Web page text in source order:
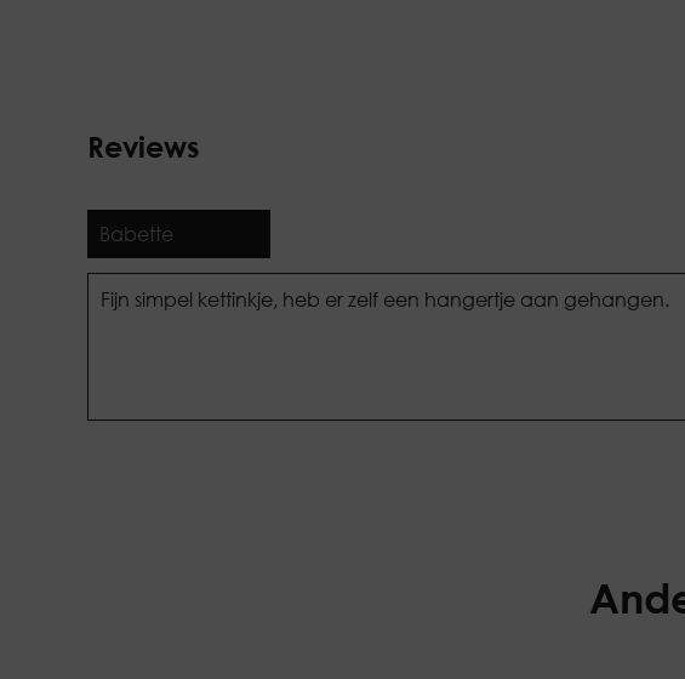
Reviews
Babette
Fijn simpel kettinkje, heb er zelf een hangertje aan gehangen.